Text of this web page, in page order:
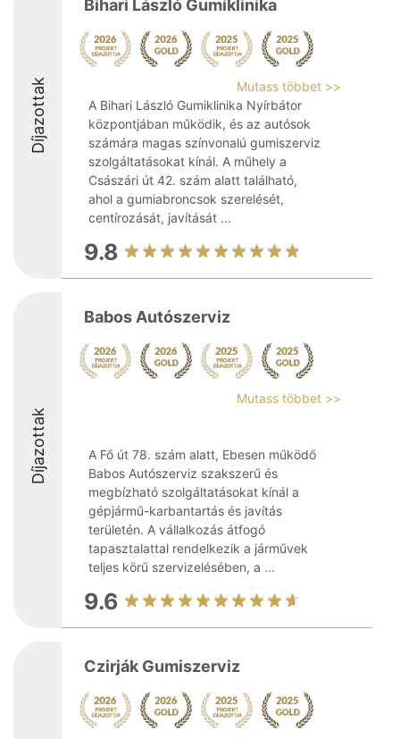
Díjazottak
Bihari László Gumiklinika
Mutass többet >>
A Bihari László Gumiklinika Nyírbátor
központjában működik, és az autósok
számára magas színvonalú gumiszerviz
szolgáltatásokat kínál. A műhely a
Császári út 42. szám alatt található,
ahol a gumiabroncsok szerelését,
centírozását, javítását ...
9.8
Díjazottak
Babos Autószerviz
Mutass többet >>
A Fő út 78. szám alatt, Ebesen működő
Babos Autószerviz szakszerű és
megbízható szolgáltatásokat kínál a
gépjármű-karbantartás és javítás
területén. A vállalkozás átfogó
tapasztalattal rendelkezik a járművek
teljes körű szervizelésében, a ...
9.6
Czirják Gumiszerviz